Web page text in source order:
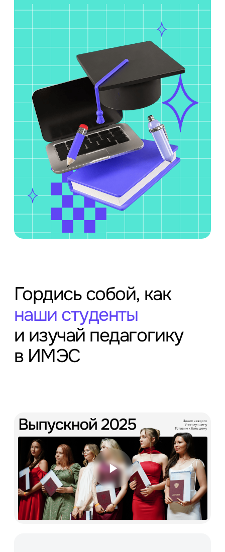
Гордись собой, как
наши студенты
и изучай педагогику
в ИМЭС